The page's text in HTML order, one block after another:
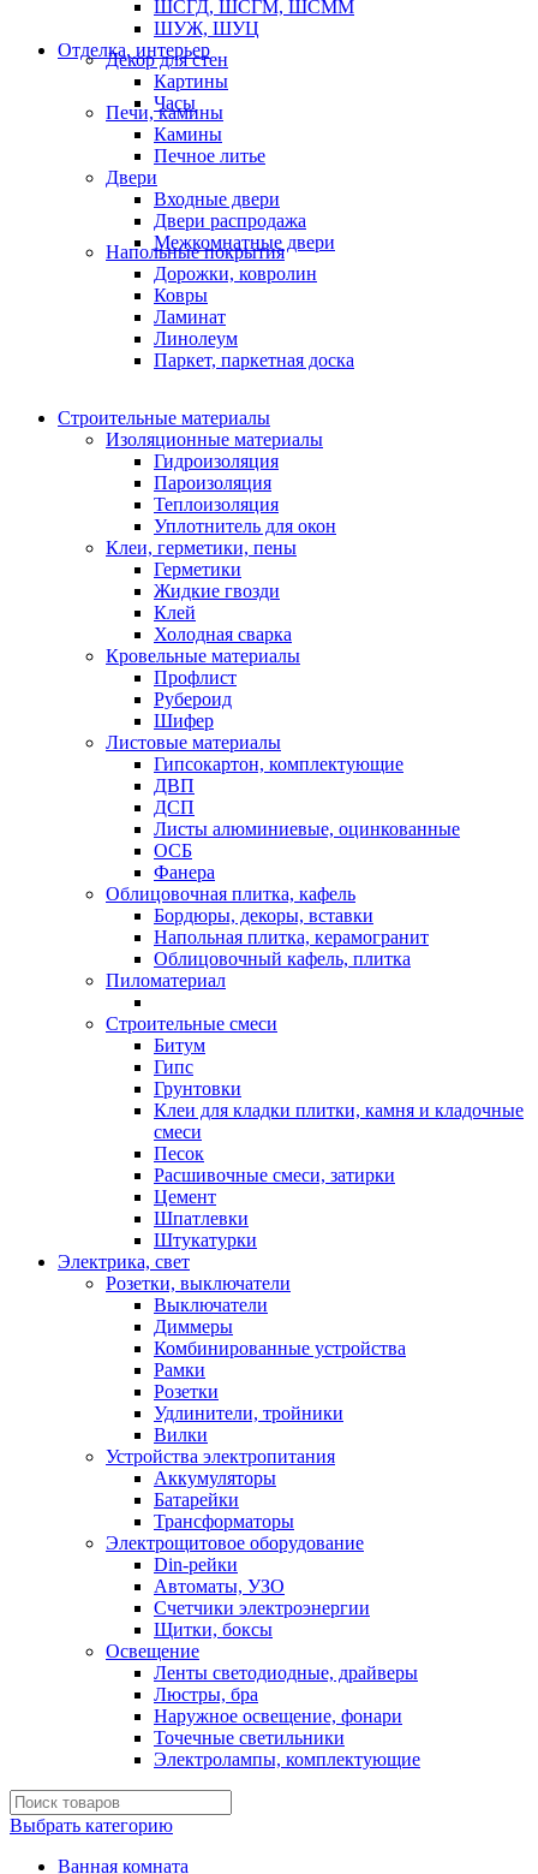
ШСГД, ШСГМ, ШСММ
ШУЖ, ШУЦ
Отделка, интерьер
Декор для стен
Картины
Часы
Печи, камины
Камины
Печное литье
Двери
Входные двери
Двери распродажа
Межкомнатные двери
Напольные покрытия
Дорожки, ковролин
Ковры
Ламинат
Линолеум
Паркет, паркетная доска
Строительные материалы
Изоляционные материалы
Гидроизоляция
Пароизоляция
Теплоизоляция
Уплотнитель для окон
Клеи, герметики, пены
Герметики
Жидкие гвозди
Клей
Холодная сварка
Кровельные материалы
Профлист
Рубероид
Шифер
Листовые материалы
Гипсокартон, комплектующие
ДВП
ДСП
Листы алюминиевые, оцинкованные
ОСБ
Фанера
Облицовочная плитка, кафель
Бордюры, декоры, вставки
Напольная плитка, керамогранит
Облицовочный кафель, плитка
Пиломатериал
Строительные смеси
Битум
Гипс
Грунтовки
Клеи для кладки плитки, камня и кладочные
смеси
Песок
Расшивочные смеси, затирки
Цемент
Шпатлевки
Штукатурки
Электрика, свет
Розетки, выключатели
Выключатели
Диммеры
Комбинированные устройства
Рамки
Розетки
Удлинители, тройники
Вилки
Устройства электропитания
Аккумуляторы
Батарейки
Трансформаторы
Электрощитовое оборудование
Din-рейки
Автоматы, УЗО
Счетчики электроэнергии
Щитки, боксы
Освещение
Ленты светодиодные, драйверы
Люстры, бра
Наружное освещение, фонари
Точечные светильники
Электролампы, комплектующие
Выбрать категорию
Ванная комната